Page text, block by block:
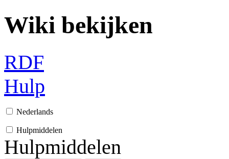
Wiki bekijken
RDF
Hulp
Nederlands
Hulpmiddelen
Hulpmiddelen